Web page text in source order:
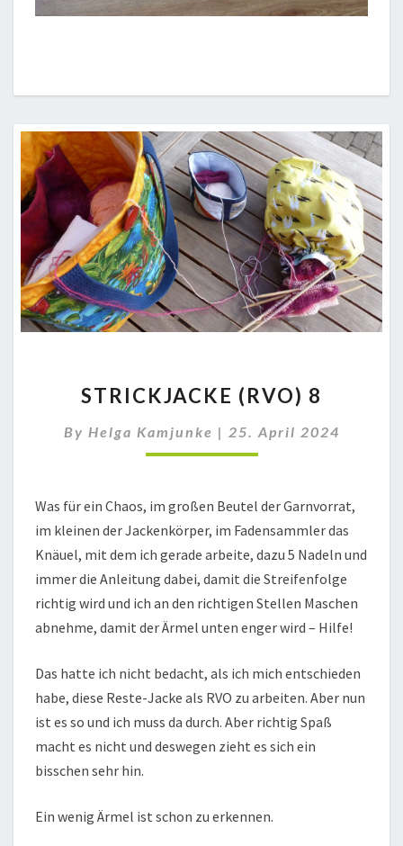
(RVO)
STRICKJACKE (RVO) 8
By Helga Kamjunke | 25. April 2024
Was für ein Chaos, im großen Beutel der Garnvorrat,
im kleinen der Jackenkörper, im Fadensammler das
Knäuel, mit dem ich gerade arbeite, dazu 5 Nadeln und
immer die Anleitung dabei, damit die Streifenfolge
richtig wird und ich an den richtigen Stellen Maschen
abnehme, damit der Ärmel unten enger wird – Hilfe!
Das hatte ich nicht bedacht, als ich mich entschieden
habe, diese Reste-Jacke als RVO zu arbeiten. Aber nun
ist es so und ich muss da durch. Aber richtig Spaß
macht es nicht und deswegen zieht es sich ein
bisschen sehr hin.
Ein wenig Ärmel ist schon zu erkennen.